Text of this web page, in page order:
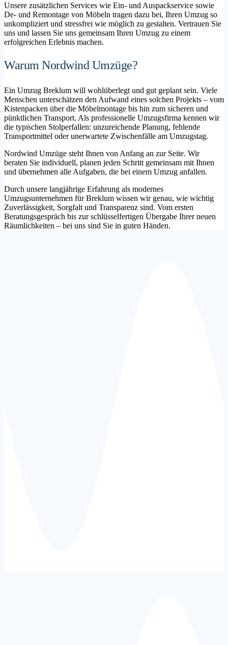
Unsere zusätzlichen Services wie Ein- und Auspackservice sowie
De- und Remontage von Möbeln tragen dazu bei, Ihren Umzug so
unkompliziert und stressfrei wie möglich zu gestalten. Vertrauen Sie
uns und lassen Sie uns gemeinsam Ihren Umzug zu einem
erfolgreichen Erlebnis machen.
Warum Nordwind Umzüge?
Ein Umzug Breklum will wohlüberlegt und gut geplant sein. Viele
Menschen unterschätzen den Aufwand eines solchen Projekts – vom
Kistenpacken über die Möbelmontage bis hin zum sicheren und
pünktlichen Transport. Als professionelle Umzugsfirma kennen wir
die typischen Stolperfallen: unzureichende Planung, fehlende
Transportmittel oder unerwartete Zwischenfälle am Umzugstag.
Nordwind Umzüge steht Ihnen von Anfang an zur Seite. Wir
beraten Sie individuell, planen jeden Schritt gemeinsam mit Ihnen
und übernehmen alle Aufgaben, die bei einem Umzug anfallen.
Durch unsere langjährige Erfahrung als modernes
Umzugsunternehmen für Breklum wissen wir genau, wie wichtig
Zuverlässigkeit, Sorgfalt und Transparenz sind. Vom ersten
Beratungsgespräch bis zur schlüsselfertigen Übergabe Ihrer neuen
Räumlichkeiten – bei uns sind Sie in guten Händen.